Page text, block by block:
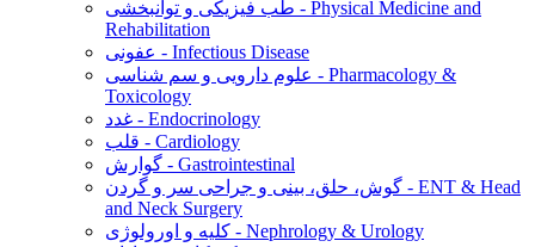
طب فیزیکی و توانبخشی - Physical Medicine and
Rehabilitation
عفونی - Infectious Disease
علوم دارویی و سم شناسی - Pharmacology &
Toxicology
غدد - Endocrinology
قلب - Cardiology
گوارش - Gastrointestinal
گوش، حلق، بینی و جراحی سر و گردن - ENT & Head
and Neck Surgery
کلیه و اورولوژی - Nephrology & Urology